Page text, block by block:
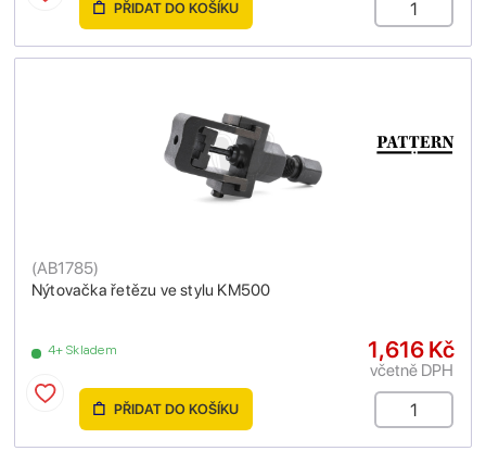
PŘIDAT DO KOŠÍKU
Nýtovačka řetězu ve stylu KM500
(AB1785)
4+ Skladem 1,616 Kč
včetně DPH
PŘIDAT DO KOŠÍKU